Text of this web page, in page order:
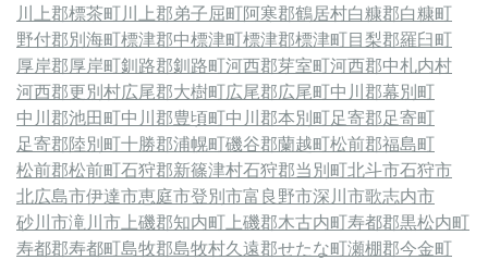
川上郡標茶町川上郡弟子屈町阿寒郡鶴居村白糠郡白糠町
野付郡別海町標津郡中標津町標津郡標津町目梨郡羅臼町
厚岸郡厚岸町釧路郡釧路町河西郡芽室町河西郡中札内村
河西郡更別村広尾郡大樹町広尾郡広尾町中川郡幕別町
中川郡池田町中川郡豊頃町中川郡本別町足寄郡足寄町
足寄郡陸別町十勝郡浦幌町磯谷郡蘭越町松前郡福島町
松前郡松前町石狩郡新篠津村石狩郡当別町北斗市石狩市
北広島市伊達市恵庭市登別市富良野市深川市歌志内市
砂川市滝川市 上磯郡知内町 上磯郡木古内町寿都郡黒松内町
寿都郡寿都町島牧郡島牧村久遠郡せたな町瀬棚郡今金町